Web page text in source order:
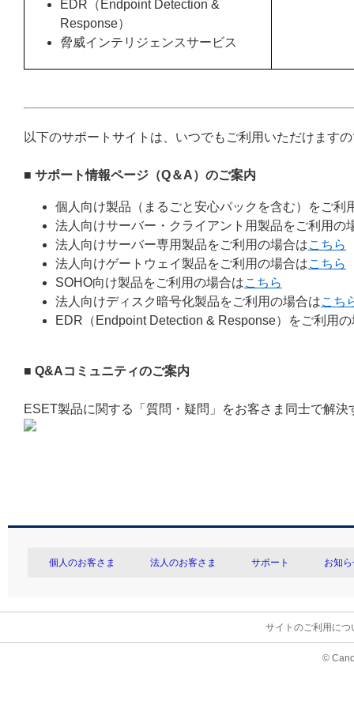
EDR（Endpoint Detection &
Response）
脅威インテリジェンスサービス
以下のサポートサイトは、いつでもご利用いただけます
■ サポート情報ページ（Q＆A）のご案内
個人向け製品（まるごと安心パックを含む）をご利
法人向けサーバー・クライアント用製品をご利用の
法人向けサーバー専用製品をご利用の場合はこちら
法人向けゲートウェイ製品をご利用の場合はこちら
SOHO向け製品をご利用の場合はこちら
法人向けディスク暗号化製品をご利用の場合はこち
EDR（Endpoint Detection & Response）をご利用
■ Q&Aコミュニティのご案内
ESET製品に関する「質問・疑問」をお客さま同士で解決
個人のお客さま 法人のお客さま サポート お知
サイトのご利用につ
©